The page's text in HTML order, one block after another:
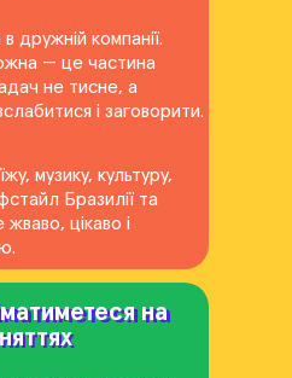
на
на
дружній компанії.
— це частина
не тисне, а
і заговорити.
музику, культуру,
Бразилії та
жваво, цікаво і